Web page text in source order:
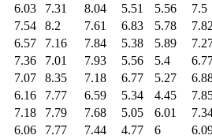
6.03 7.31 8.04 5.51 5.56
7.5
7.54 8.2 7.61 6.83 5.78
6.57 7.16 7.84 5.38 5.89
7.36 7.01 7.93 5.56 5.4
7.07 8.35 7.18 6.77 5.27
6.16 7.77 6.59 5.34 4.45
7.18 7.79 7.68 5.05 6.01
6.06 7.77 7.44 4.77 6